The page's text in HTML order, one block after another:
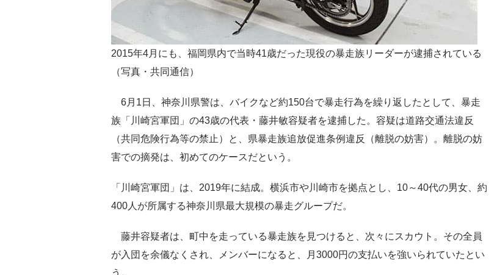
2015年4月にも、福岡県内で当時41歳だった現役の暴走族リーダーが逮捕されている
（写真・共同通信）
6月1日、神奈川県警は、バイクなど約150台で暴走行為を繰り返したとして、暴走
族「川崎宮軍団」の43歳の代表・藤井敏容疑者を逮捕した。容疑は道路交通法違反
（共同危険行為等の禁止）と、県暴走族追放促進条例違反（離脱の妨害）。離脱の妨
害での摘発は、初めてのケースだという。
「川崎宮軍団」は、2019年に結成。横浜市や川崎市を拠点とし、10～40代の男女、約
400人が所属する神奈川県最大規模の暴走グループだ。
藤井容疑者は、町中を走っている暴走族を見つけると、次々にスカウト。その全員
が入団を余儀なくされ、メンバーになると、月3000円の支払いを強いられていたとい
う。